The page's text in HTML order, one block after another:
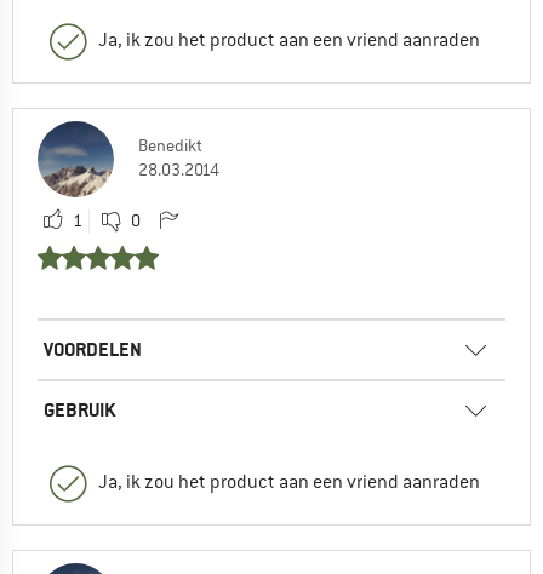
Ja, ik zou het product aan een vriend aanraden
Benedikt
28.03.2014
1 0
VOORDELEN
GEBRUIK
Ja, ik zou het product aan een vriend aanraden